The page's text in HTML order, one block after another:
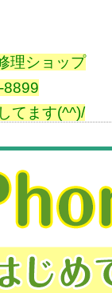
理ショップ
8899
てます(^^)/